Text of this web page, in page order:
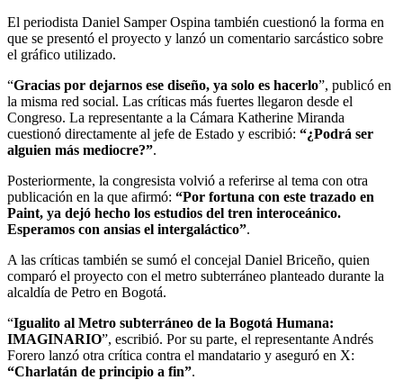
El periodista Daniel Samper Ospina también cuestionó la forma en
que se presentó el proyecto y lanzó un comentario sarcástico sobre
el gráfico utilizado.
“Gracias por dejarnos ese diseño, ya solo es hacerlo”, publicó en
la misma red social. Las críticas más fuertes llegaron desde el
Congreso. La representante a la Cámara Katherine Miranda
cuestionó directamente al jefe de Estado y escribió: “¿Podrá ser
alguien más mediocre?”.
Posteriormente, la congresista volvió a referirse al tema con otra
publicación en la que afirmó: “Por fortuna con este trazado en
Paint, ya dejó hecho los estudios del tren interoceánico.
Esperamos con ansias el intergaláctico”.
A las críticas también se sumó el concejal Daniel Briceño, quien
comparó el proyecto con el metro subterráneo planteado durante la
alcaldía de Petro en Bogotá.
“Igualito al Metro subterráneo de la Bogotá Humana:
IMAGINARIO”, escribió. Por su parte, el representante Andrés
Forero lanzó otra crítica contra el mandatario y aseguró en X:
“Charlatán de principio a fin”.